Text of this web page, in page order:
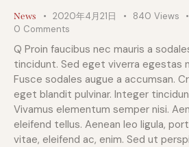
News 2020年4月21日 840 Views
0 Comments
Q Proin faucibus nec mauris a
tincidunt. Sed eget viverra egestas
Fusce sodales augue a accumsan.
eget blandit pulvinar. Integer
Vivamus elementum semper nisi.
eleifend tellus. Aenean leo ligula,
vitae, eleifend ac, enim. Sed ut